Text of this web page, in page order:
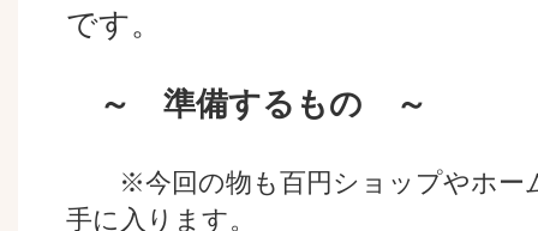
です。
～ 準備するもの ～
※今回の物も百円ショップやホー
手に入ります。